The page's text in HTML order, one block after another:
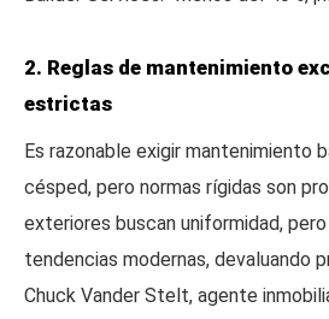
2. Reglas de mantenimiento
estrictas
Es razonable exigir mantenimiento
césped, pero normas rígidas son
exteriores buscan uniformidad,
tendencias modernas, devaluando
Chuck Vander Stelt, agente